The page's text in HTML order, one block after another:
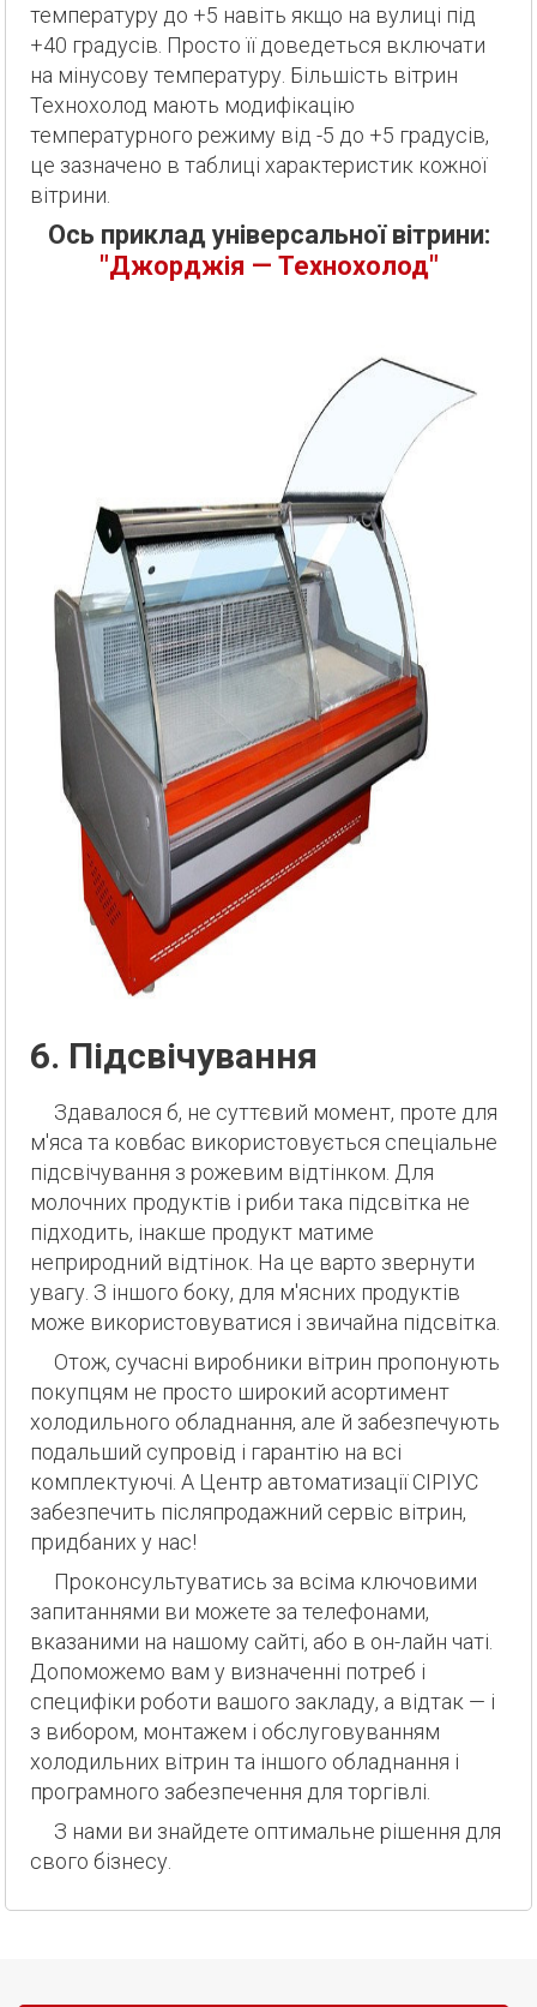
температуру до +5 навіть якщо на вулиці під
+40 градусів. Просто її доведеться включати
на мінусову температуру. Більшість вітрин
Технохолод мають модифікацію
температурного режиму від -5 до +5 градусів,
це зазначено в таблиці характеристик кожної
вітрини.
Ось приклад універсальної вітрини:
"Джорджія — Технохолод"
6. Підсвічування
Здавалося б, не суттєвий момент, проте для
м'яса та ковбас використовується спеціальне
підсвічування з рожевим відтінком. Для
молочних продуктів і риби така підсвітка не
підходить, інакше продукт матиме
неприродний відтінок. На це варто звернути
увагу. З іншого боку, для м'ясних продуктів
може використовуватися і звичайна підсвітка.
Отож, сучасні виробники вітрин пропонують
покупцям не просто широкий асортимент
холодильного обладнання, але й забезпечують
подальший супровід і гарантію на всі
комплектуючі. А Центр автоматизації СІРІУС
забезпечить післяпродажний сервіс вітрин,
придбаних у нас!
Проконсультуватись за всіма ключовими
запитаннями ви можете за телефонами,
вказаними на нашому сайті, або в он-лайн чаті.
Допоможемо вам у визначенні потреб і
специфіки роботи вашого закладу, а відтак — і
з вибором, монтажем і обслуговуванням
холодильних вітрин та іншого обладнання і
програмного забезпечення для торгівлі.
З нами ви знайдете оптимальне рішення для
свого бізнесу.